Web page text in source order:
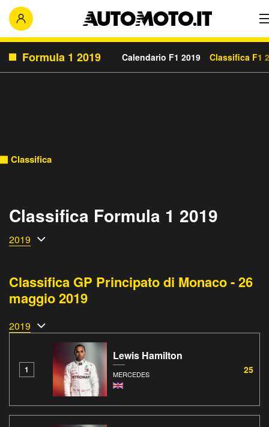
Formula 1 2019 Calendario F1 2019 Classifica F1
Classifica
Classifica Formula 1 2019
2019
Classifica GP Principato di Monaco - 26
maggio 2019
2019
1
Lewis Hamilton
MERCEDES 25